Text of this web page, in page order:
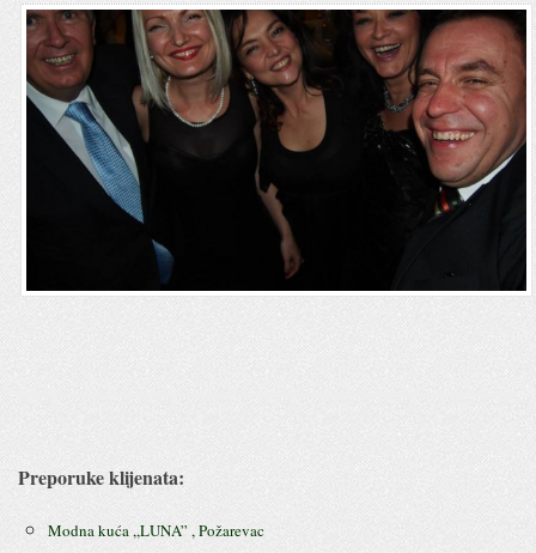
Preporuke klijenata:
Modna kuća ,,LUNA” , Požarevac